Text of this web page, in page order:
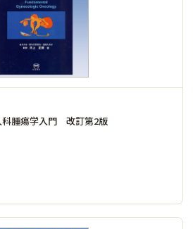
腫瘍学入門 改訂第2版